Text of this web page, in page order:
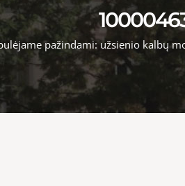
pažindami: užsienio kalbų